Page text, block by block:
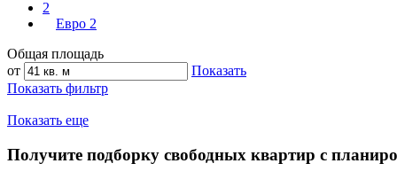
2
Евро 2
Общая площадь
от
Показать
Показать фильтр
Показать еще
Получите подборку свободных квартир с